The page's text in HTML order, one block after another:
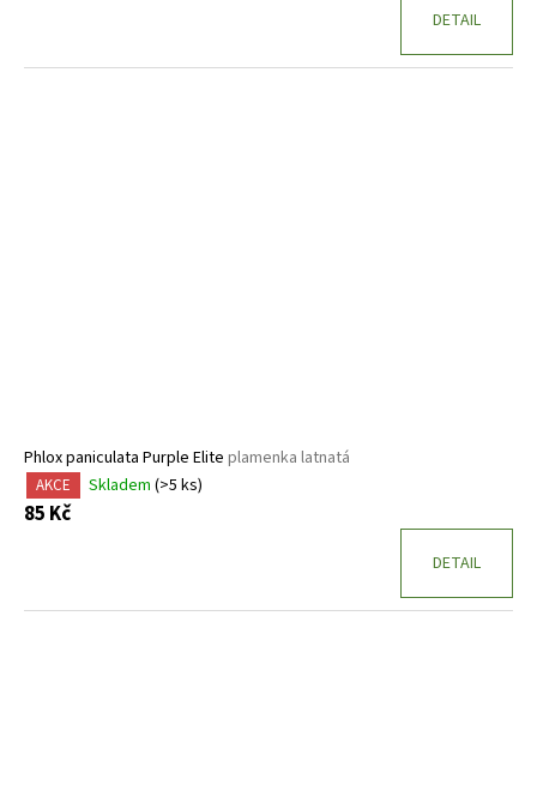
DETAIL
Phlox paniculata Purple Elite plamenka latnatá
AKCE Skladem (>5 ks)
85 Kč
DETAIL